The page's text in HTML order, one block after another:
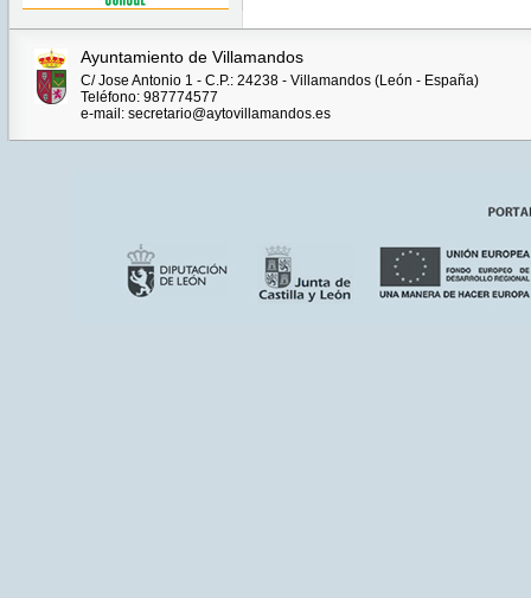
Ayuntamiento de Villamandos
C/ Jose Antonio 1 - C.P.: 24238 - Villamandos (León - España)
Teléfono: 987774577
e-mail: secretario@aytovillamandos.es